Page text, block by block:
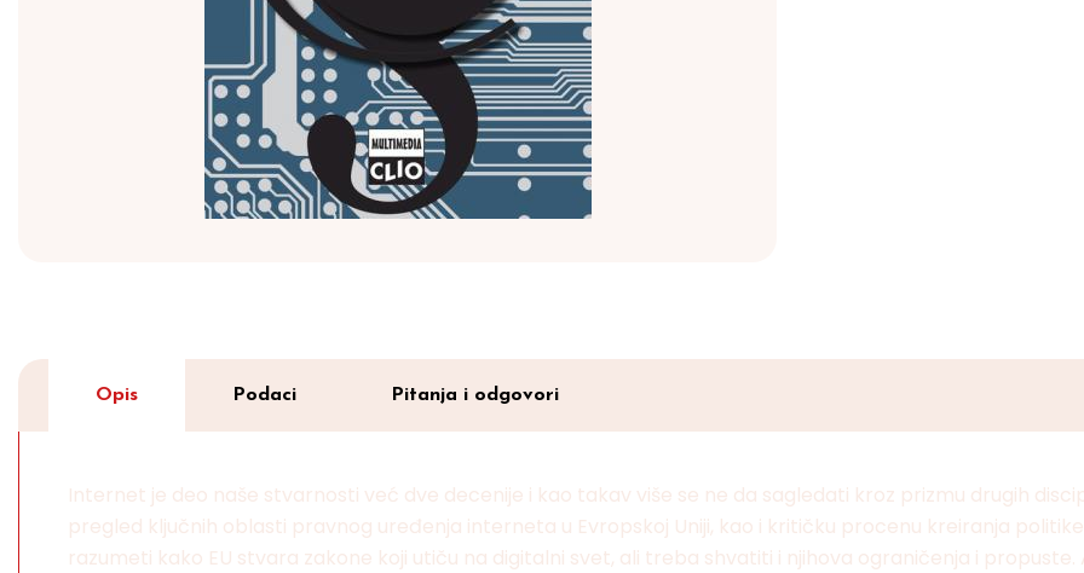
Opis Podaci Pitanja i odgovori
Internet je deo naše stvarnosti već dve decenije i kao takav više se ne da sagledati kroz prizmu drugih
pregled ključnih oblasti pravnog uređenja interneta u Evropskoj Uniji, kao i kritičku procenu kreiranja
razumeti kako EU stvara zakone koji utiču na digitalni svet, ali treba shvatiti i njihova ograničenja i